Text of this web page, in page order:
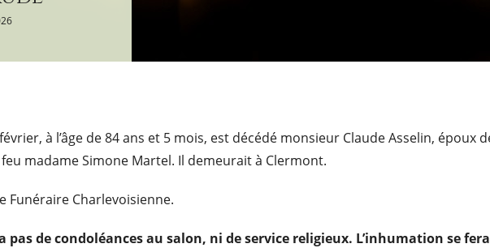
à l’âge de 84 ans et 5 mois, est décédé monsieur Claude Asselin, époux
madame Simone Martel. Il demeurait à Clermont.
Funéraire Charlevoisienne.
pas de condoléances au salon, ni de service religieux. L’inhumation se